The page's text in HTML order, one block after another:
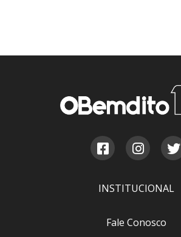
INSTITUCIONAL
Fale Conosco